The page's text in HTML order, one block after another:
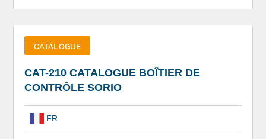
CATALOGUE
CAT-210 CATALOGUE BOÎTIER DE
CONTRÔLE SORIO
FR